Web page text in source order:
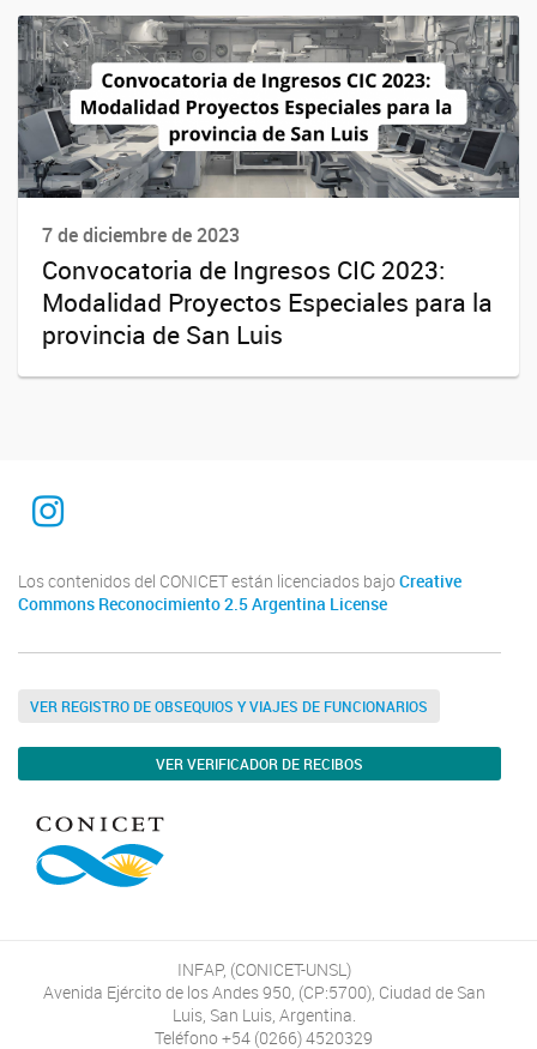
7 de diciembre de 2023
Convocatoria de Ingresos CIC 2023:
Modalidad Proyectos Especiales para la
provincia de San Luis
Instagram
Los contenidos del CONICET están licenciados bajo Creative
Commons Reconocimiento 2.5 Argentina License
VER REGISTRO DE OBSEQUIOS Y VIAJES DE FUNCIONARIOS
VER VERIFICADOR DE RECIBOS
INFAP, (CONICET-UNSL)
Avenida Ejército de los Andes 950, (CP:5700), Ciudad de San
Luis, San Luis, Argentina.
Teléfono +54 (0266) 4520329